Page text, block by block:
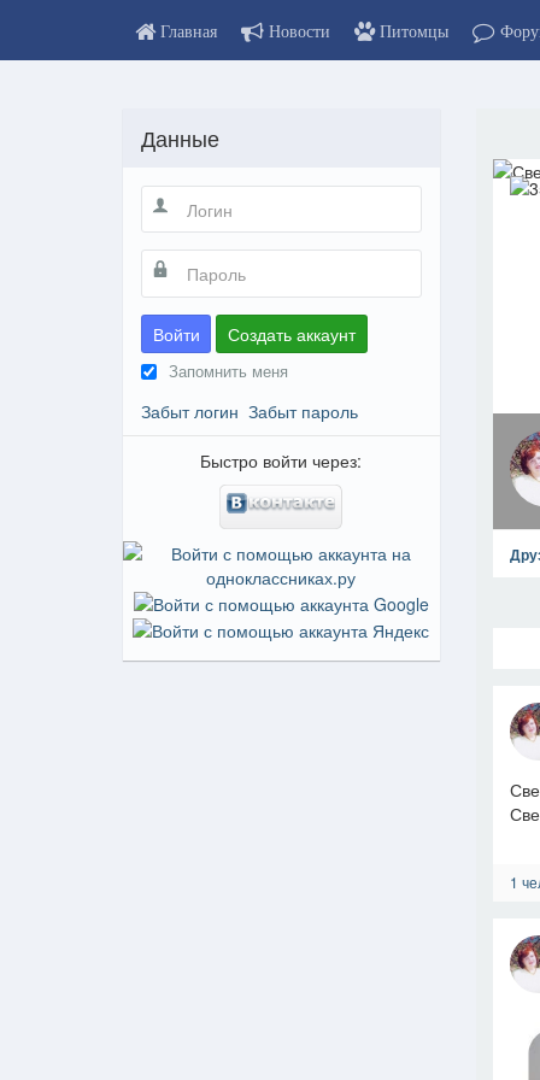
Главная Новости Питомцы
1
Данные
Войти Создать аккаунт
Запомнить меня
Забыт логин Забыт пароль
Быстро войти через: